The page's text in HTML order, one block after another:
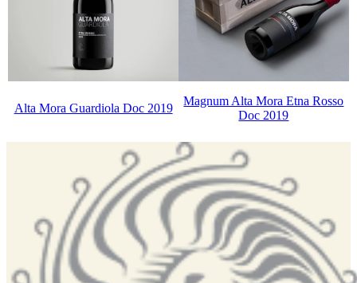
Alta Mora Guardiola Doc 2019
Magnum Alta Mora Etna Rosso
Doc 2019